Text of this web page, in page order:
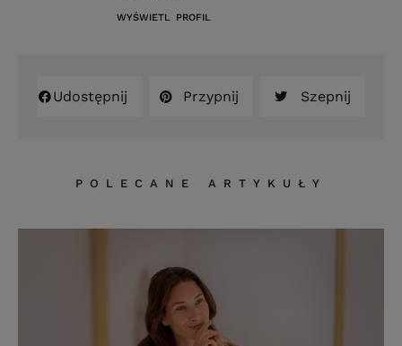
WYŚWIETL PROFIL
Udostępnij Przypnij Szepnij
POLECANE ARTYKUŁY